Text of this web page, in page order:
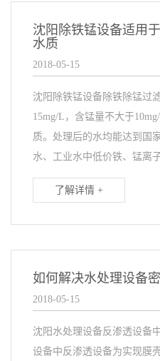
沈阳除铁锰设备适用
水质
2018-05-15
沈阳除铁锰设备除铁除锰过
15mg/L，含锰量不大于
质。处理后的水均能达到国
水、工业水中低价铁、锰离
了解详情 +
如何解决水处理设备
2018-05-15
沈阳水处理设备反渗透设备
设备中反渗透设备为实现膜